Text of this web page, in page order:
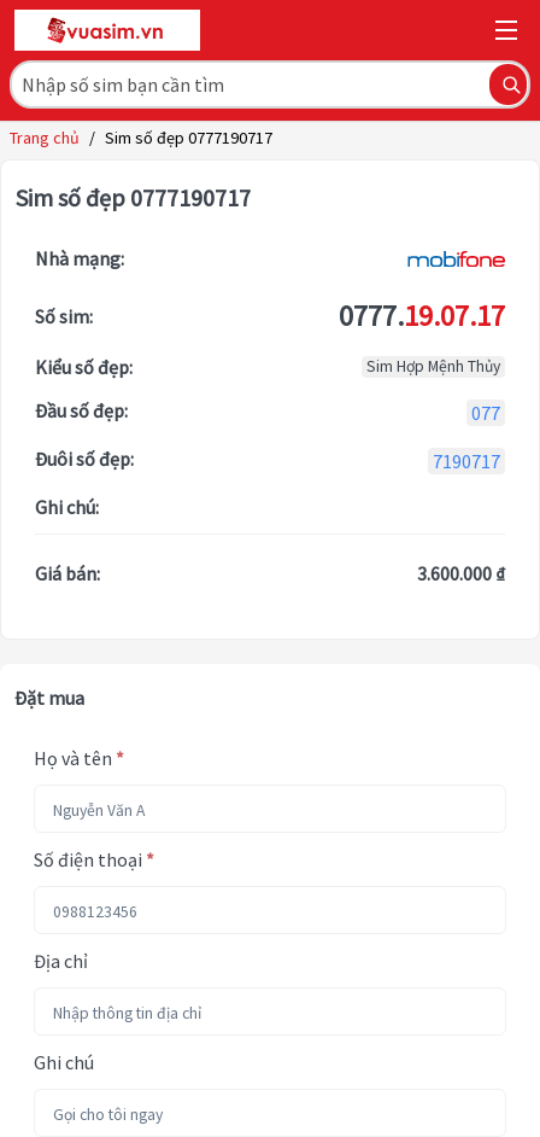
Trang chủ / Sim số đẹp 0777190717
Sim số đẹp 0777190717
Nhà mạng:
Số sim: 0777.19.07.17
Kiểu số đẹp: Sim Hợp Mệnh Thủy
Đầu số đẹp:
077
Đuôi số đẹp:
7190717
Ghi chú:
Giá bán: 3.600.000 ₫
Đặt mua
Họ và tên *
Số điện thoại *
Địa chỉ
Ghi chú